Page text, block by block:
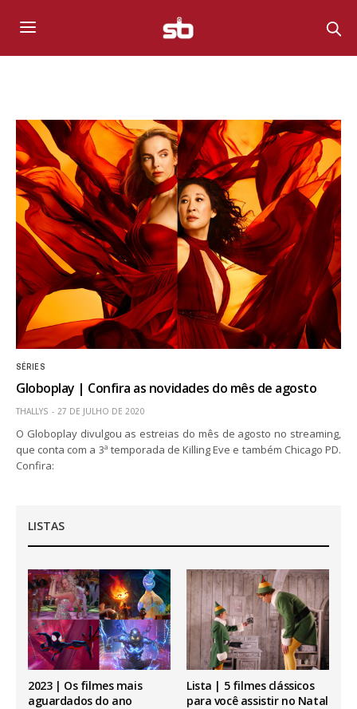
SÉRIES
Globoplay | Confira as novidades do mês de agosto
THALLYS 27 DE JULHO DE 2020
O Globoplay divulgou as estreias do mês de agosto no streaming,
que conta com a 3ª temporada de Killing Eve e também Chicago PD.
Confira:
LISTAS
2023 | Os filmes mais
aguardados do ano
Lista | 5 filmes clássicos
para você assistir no Natal